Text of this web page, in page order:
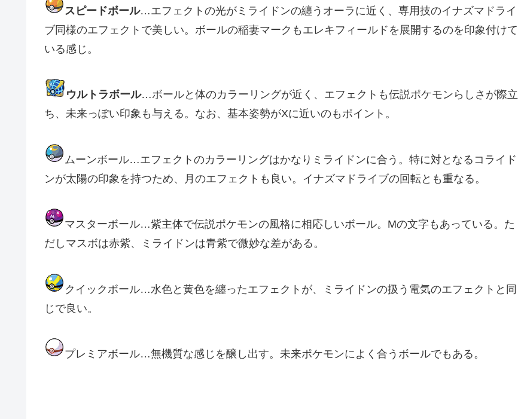
スピードボール…エフェクトの光がミライドンの纏うオーラに近く、専用技のイナズマドライ
ブ同様のエフェクトで美しい。ボールの稲妻マークもエレキフィールドを展開するのを印象付けて
いる感じ。
ウルトラボール…ボールと体のカラーリングが近く、エフェクトも伝説ポケモンらしさが際立
ち、未来っぽい印象も与える。なお、基本姿勢がXに近いのもポイント。
ムーンボール…エフェクトのカラーリングはかなりミライドンに合う。特に対となるコライド
ンが太陽の印象を持つため、月のエフェクトも良い。イナズマドライブの回転とも重なる。
マスターボール…紫主体で伝説ポケモンの風格に相応しいボール。Mの文字もあっている。た
だしマスボは赤紫、ミライドンは青紫で微妙な差がある。
クイックボール…水色と黄色を纏ったエフェクトが、ミライドンの扱う電気のエフェクトと同
じで良い。
プレミアボール…無機質な感じを醸し出す。未来ポケモンによく合うボールでもある。